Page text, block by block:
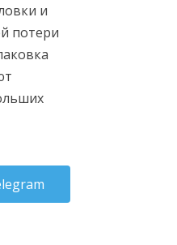
и
потери